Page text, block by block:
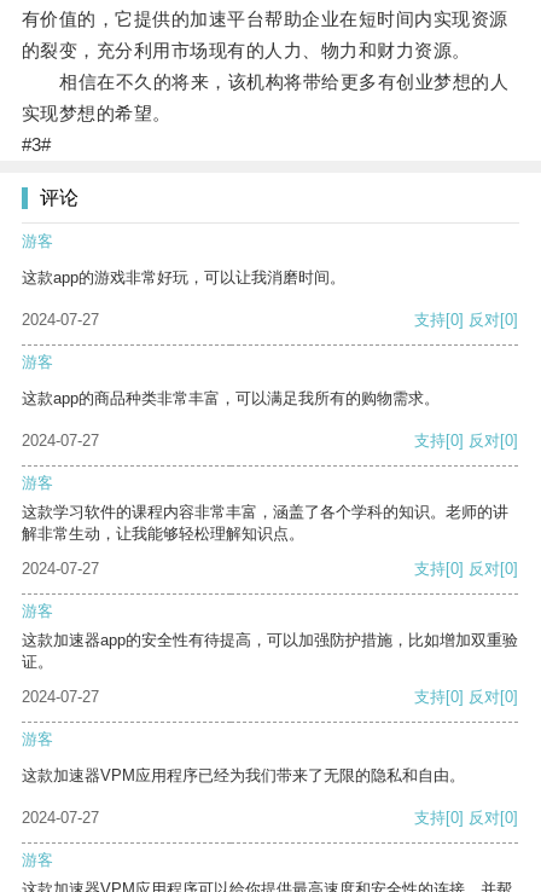
有价值的，它提供的加速平台帮助企业在短时间内实现资源
的裂变，充分利用市场现有的人力、物力和财力资源。
相信在不久的将来，该机构将带给更多有创业梦想的人
实现梦想的希望。
#3#
评论
游客
这款app的游戏非常好玩，可以让我消磨时间。
2024-07-27 支持[0] 反对[0]
游客
这款app的商品种类非常丰富，可以满足我所有的购物需求。
2024-07-27 支持[0] 反对[0]
游客
这款学习软件的课程内容非常丰富，涵盖了各个学科的知识。老师的讲
解非常生动，让我能够轻松理解知识点。
2024-07-27
支持[0] 反对[0]
游客
这款加速器app的安全性有待提高，可以加强防护措施，比如增加双重验
证。
2024-07-27
支持[0] 反对[0]
游客
这款加速器VPM应用程序已经为我们带来了无限的隐私和自由。
2024-07-27 支持[0] 反对[0]
游客